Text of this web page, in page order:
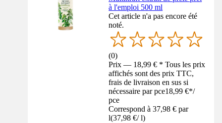
à l'emploi 500 ml
Cet article n'a pas encore été
noté.
(0)
Prix — 18,99 € * Tous les prix
affichés sont des prix TTC,
frais de livraison en sus si
nécessaire par pce18,99 €*/
pce
Correspond à 37,98 € par
l(37,98 €/ l)